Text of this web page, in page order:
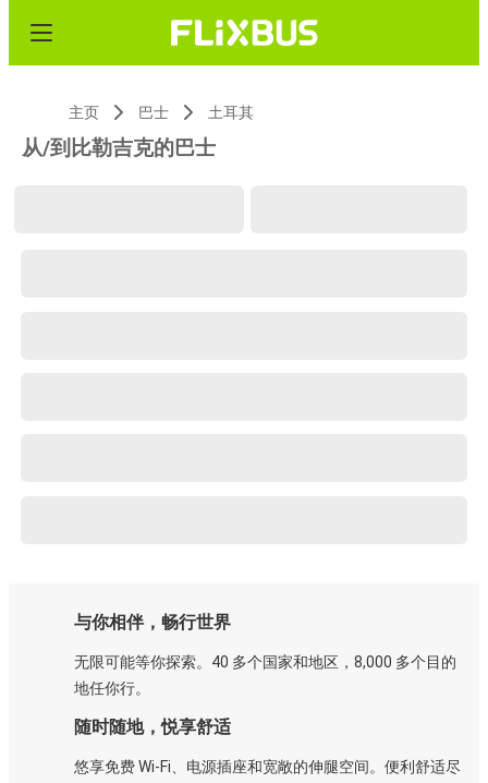
主页 巴士 土耳其
从/到比勒吉克的巴士
与你相伴，畅行世界
无限可能等你探索。40 多个国家和地区，8,000 多个目的
地任你行。
随时随地，悦享舒适
悠享免费 Wi-Fi、电源插座和宽敞的伸腿空间。便利舒适尽